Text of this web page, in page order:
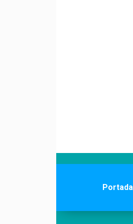
Portada